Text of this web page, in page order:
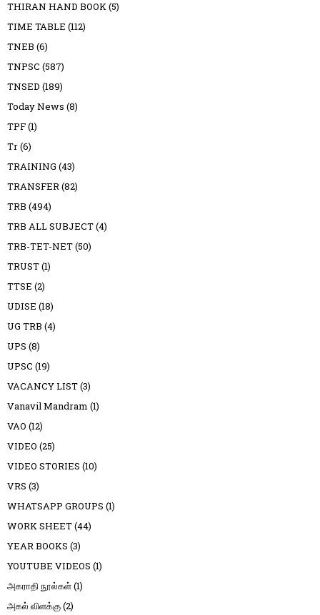
THIRAN HAND BOOK(5)
TIME TABLE (112)
TNEB (6)
TNPSC (587)
TNSED (189)
Today News (8)
TPF(1)
Tr(6)
TRAINING (43)
TRANSFER(82)
TRB (494)
TRB ALL SUBJECT(4)
TRB-TET-NET(50)
TRUST(1)
TTSE (2)
UDISE (18)
UG TRB (4)
UPS (8)
UPSC (19)
VACANCY LIST(3)
Vanavil Mandram (1)
VAO (12)
VIDEO (25)
VIDEO STORIES (10)
VRS (3)
WHATSAPP GROUPS (1)
WORK SHEET(44)
YEAR BOOKS (3)
YOUTUBE VIDEOS (1)
அகராதி நூல்கள்(1)
அகல் விளக்கு(2)